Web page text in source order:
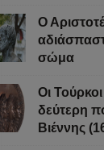
Ο
σώμα
Οι
δεύτερη
Βιέννης